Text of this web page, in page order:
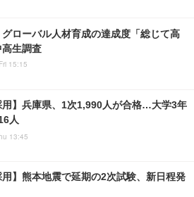
ローバル人材育成の達成度「総じて高
高生調査
15:15
用】兵庫県、1次1,990人が合格…大学3年
人
13:45
用】熊本地震で延期の2次試験、新日程発